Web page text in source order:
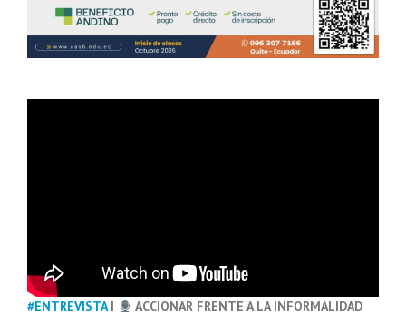
#ENTREVISTA| ACCIONAR FRENTE A LA INFORMALIDAD